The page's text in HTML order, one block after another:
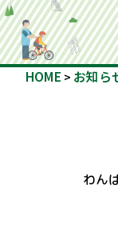
HOME > お知ら
わん